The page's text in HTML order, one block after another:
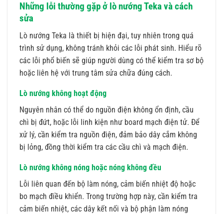
Những lỗi thường gặp ở lò nướng Teka và cách
sửa
Lò nướng Teka là thiết bị hiện đại, tuy nhiên trong quá
trình sử dụng, không tránh khỏi các lỗi phát sinh. Hiểu rõ
các lỗi phổ biến sẽ giúp người dùng có thể kiểm tra sơ bộ
hoặc liên hệ với trung tâm sửa chữa đúng cách.
Lò nướng không hoạt động
Nguyên nhân có thể do nguồn điện không ổn định, cầu
chì bị đứt, hoặc lỗi linh kiện như board mạch điện tử. Để
xử lý, cần kiểm tra nguồn điện, đảm bảo dây cắm không
bị lỏng, đồng thời kiểm tra các cầu chì và mạch điện.
Lò nướng không nóng hoặc nóng không đều
Lỗi liên quan đến bộ làm nóng, cảm biến nhiệt độ hoặc
bo mạch điều khiển. Trong trường hợp này, cần kiểm tra
cảm biến nhiệt, các dây kết nối và bộ phận làm nóng